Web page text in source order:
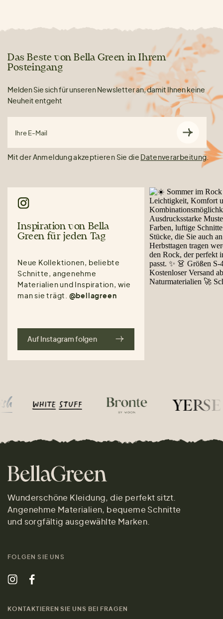
Das Beste von Bella Green in Ihrem
Posteingang
Melden Sie sich für unseren Newsletter an, damit Ihnen keine
Neuheit entgeht
Ihre E-Mail
Mit der Anmeldung akzeptieren Sie die Datenverarbeitung.
Inspiration von Bella
Green für jeden Tag
Neue Kollektionen, beliebte
Schnitte, angenehme
Materialien und Inspiration, wie
man sie trägt. @bellagreen
Auf Instagram folgen
Wunderschöne Kleidung, die perfekt sitzt.
Angenehme Materialien, bequeme Schnitte
und sorgfältig ausgewählte Marken.
FOLGEN SIE UNS
KONTAKTIEREN SIE UNS BEI FRAGEN